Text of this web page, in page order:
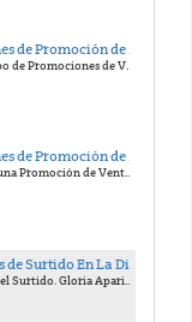
Tema 9. Conceptos y Tipo de Promociones de Ventas en el Establecimiento. Julián Pando UPV/EHU.
Módulo VI. Decisiones de Promoción de Ventas en la Distribuición Minorista.
Tema 10. Desarrollo de una Promoción de Ventas en un Establecimiento. Julián Pando UPV/EHU.
Tema 1.Configuración del Surtido. Gloria Aparicio UPV/EHU.